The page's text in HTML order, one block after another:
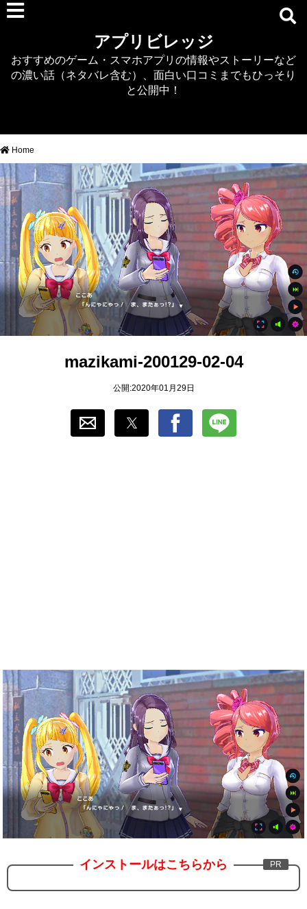
デタリキZ
アナザーエデン
RTS/MOBA
アクション
シミュレーション
牧場婚活
DEAD OR ALIVE XVV
パズル/クイズ
ノベル
おすすめ
ゲーム自動化
アプリビレッジ
おすすめのゲーム・スマホアプリの情報やストーリーなど
の濃い話（ネタバレ含む）、面白い口コミまでもひっそり
と公開中！
Home
mazikami-200129-02-04
公開:2020年01月29日
インストールはこちらから